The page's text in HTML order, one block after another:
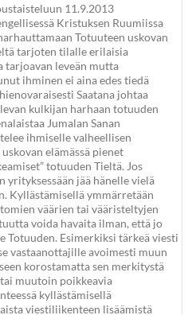
11.9.2013
Kristuksen Ruumiissa
Totuuteen uskovan
tarjoten tilalle erilaisia
tarjoavan leveän mutta
ihminen ei aina edes tiedä
Saatana johtaa
kulkijan harhaan totuuden
Jumalan Sanan
ihmiselle valheellisen
elämässä pienet
totuuden Tieltä. Jos
yrityksessään jää hänelle vielä
Kyllästämisellä ymmärretään
väärien tai vääristeltyjen
voida havaita ilman, että jo
Totuuden. Esimerkiksi tärkeä viesti
vastaanottajille avoimesti muun
korostamatta sen merkitystä
muutoin poikkeavia
kyllästämisellä
viestiliikenteen lisäämistä